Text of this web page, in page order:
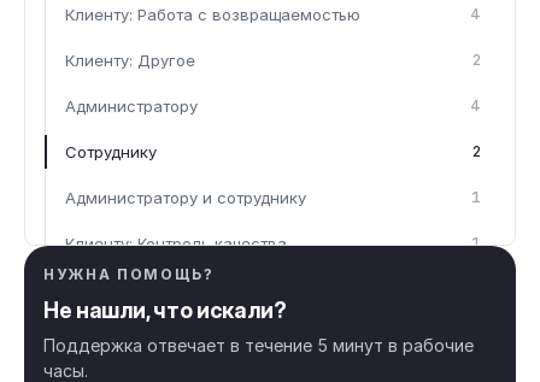
Общие материалы по Altegio
Клиенту: Работа с возвращаемостью 4
Клиенту: Другое 2
Администратору 4
Сотруднику 2
Администратору и сотруднику 1
Клиенту: Контроль качества 1
НУЖНА ПОМОЩЬ?
Не нашли, что искали?
Поддержка отвечает в течение 5 минут в рабочие
часы.